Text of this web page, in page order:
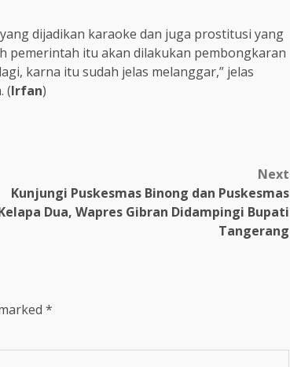
dijadikan karaoke dan juga prostitusi yang
pemerintah itu akan dilakukan pembongkaran
karna itu sudah jelas melanggar,” jelas
(Irfan)
Next
Kunjungi Puskesmas Binong dan Puskesmas
Dua, Wapres Gibran Didampingi Bupati
Tangerang
*